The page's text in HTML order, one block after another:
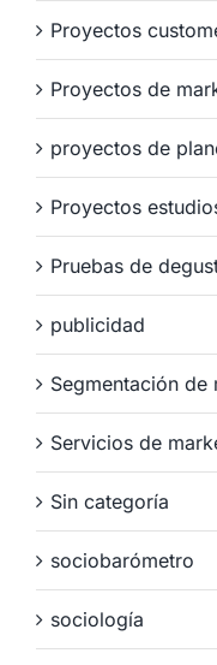
Proyectos
Proyectos de
proyectos de
Proyectos
Pruebas de
publicidad
Segmentación de
Servicios de
Sin categoría
sociobarómetro
sociología